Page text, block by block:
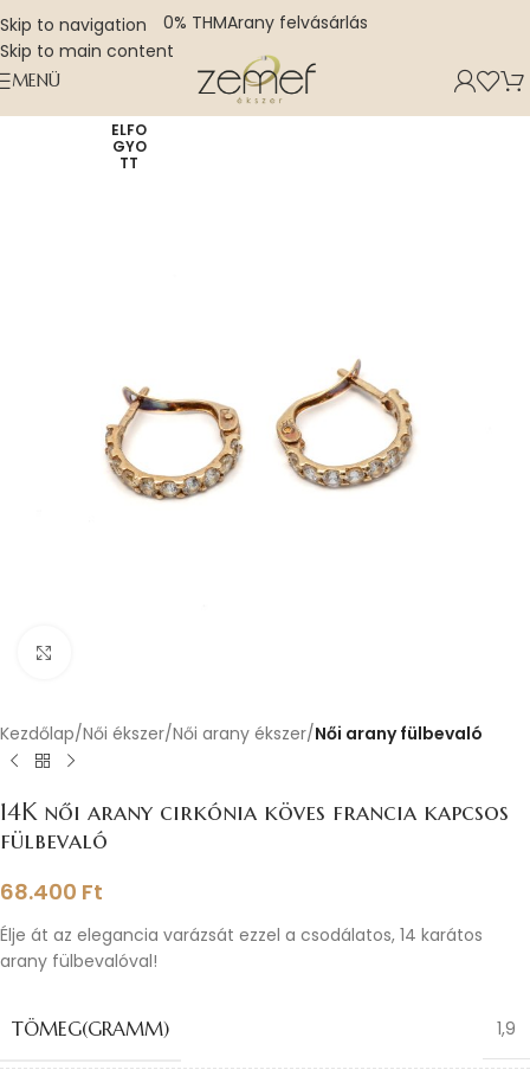
Skip to navigation
Skip to main content
0% THMArany felvásárlás
MENÜ
ELFO
GYO
TT
Kezdőlap Női ékszer Női arany ékszer Női arany fülbevaló
14K női arany cirkónia köves francia kapcsos
fülbevaló
68.400 Ft
Élje át az elegancia varázsát ezzel a csodálatos, 14 karátos
arany fülbevalóval!
TÖMEG(GRAMM) 1,9